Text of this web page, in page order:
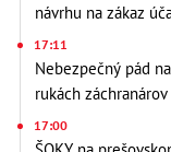
návrhu na zákaz
17:11
Nebezpečný pád
rukách záchranárov
17:00